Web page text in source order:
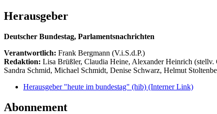
Herausgeber
Deutscher Bundestag, Parlamentsnachrichten
Verantwortlich: Frank Bergmann (V.i.S.d.P.)
Redaktion: Lisa Brüßler, Claudia Heine, Alexander Heinrich (stellv.
Sandra Schmid, Michael Schmidt, Denise Schwarz, Helmut
Herausgeber "heute im bundestag" (hib) (Interner Link)
Abonnement